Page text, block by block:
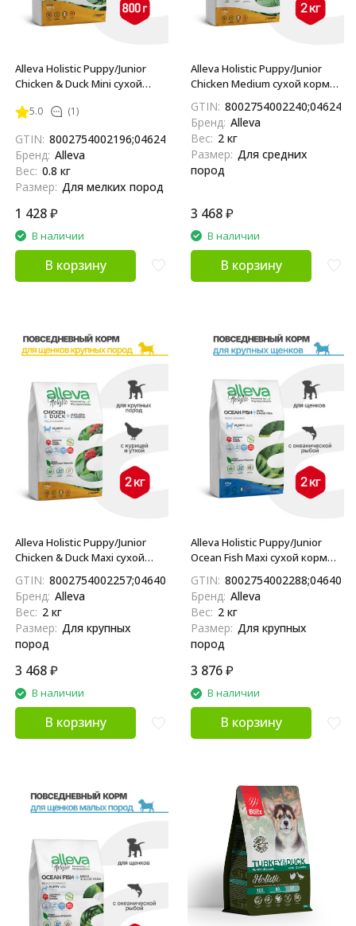
Alleva Holistic Puppy/Junior
Chicken & Duck Mini сухой
с курицей и уткой, алое вера
5.0 (1)
GTIN: 8002754002196;04624837890915
Бренд: Alleva
Вес: 0.8 кг
Размер: Для мелких пород
1 428₽
В наличии
В корзину
Alleva Holistic Puppy/Junior
Chicken Medium сухой корм
курицей и уткой, алое вера и
женьшенем - 2 кг
GTIN:
Бренд: Alleva
Вес: 2 кг
Размер: Для средних
пород
3 468₽
В наличии
В корзину
Alleva Holistic Puppy/Junior
Chicken & Duck Maxi сухой
с курицей и уткой, алое вера
и женьшенем - 2 кг
GTIN: 8002754002257;04640413380663
Бренд: Alleva
Вес: 2 кг
Размер: Для крупных
пород
3 468₽
В наличии
В корзину
Alleva Holistic Puppy/Junior
Ocean Fish Maxi сухой корм
океанической рыбой,
коноплей и алое вера - 2 кг
GTIN:
Бренд: Alleva
Вес: 2 кг
Размер: Для крупных
пород
3 876₽
В наличии
В корзину